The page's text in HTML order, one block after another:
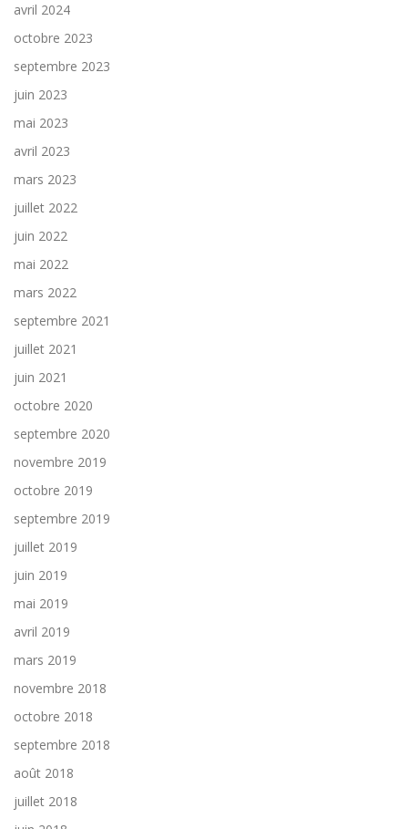
avril 2024
octobre 2023
septembre 2023
juin 2023
mai 2023
avril 2023
mars 2023
juillet 2022
juin 2022
mai 2022
mars 2022
septembre 2021
juillet 2021
juin 2021
octobre 2020
septembre 2020
novembre 2019
octobre 2019
septembre 2019
juillet 2019
juin 2019
mai 2019
avril 2019
mars 2019
novembre 2018
octobre 2018
septembre 2018
août 2018
juillet 2018